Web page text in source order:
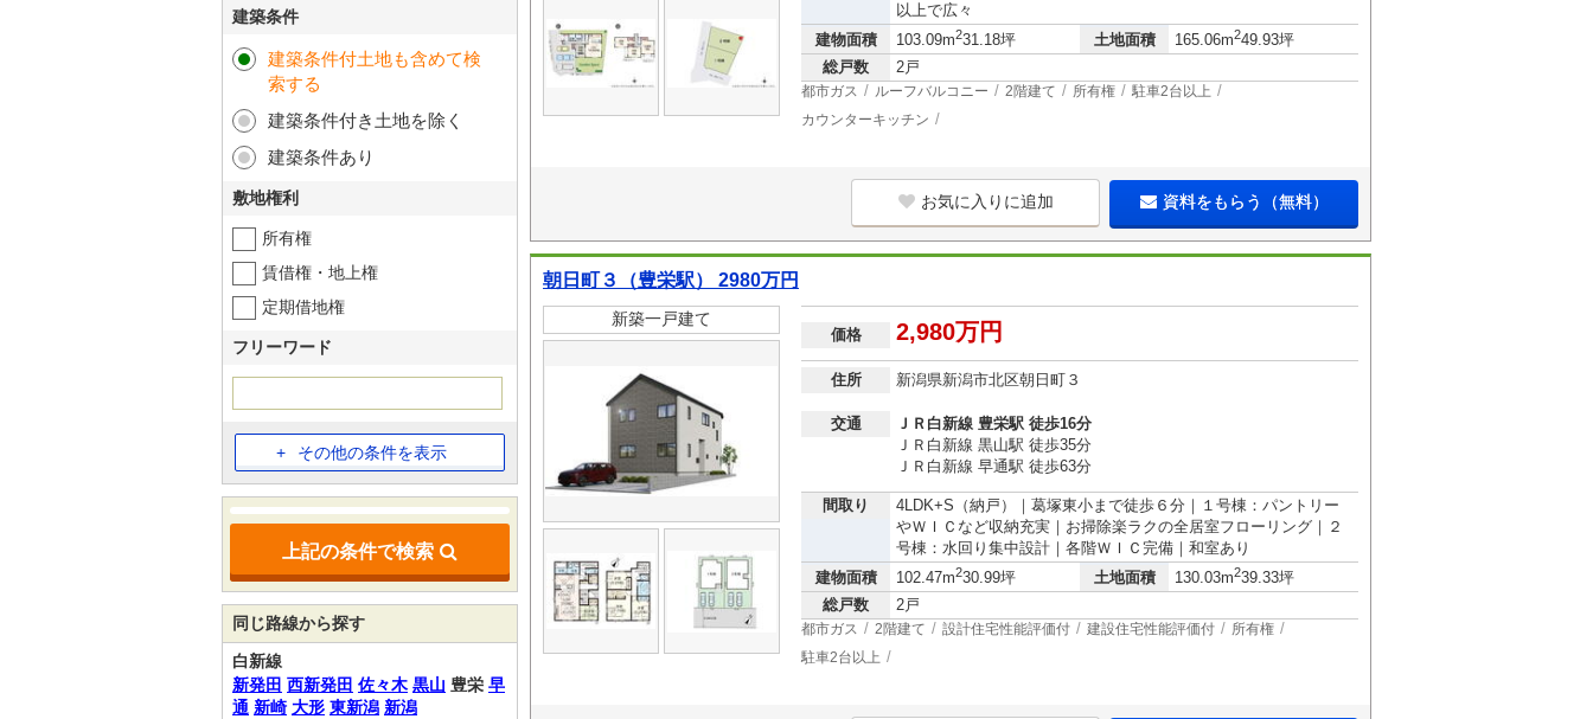
以上で広々
建物面積
103.09m231.18坪 土地面積 165.06m249.93坪
総戸数
2戸
都市ガス ルーフバルコニー 2階建て 所有権
駐車2台以上
カウンターキッチン
お気に入りに追加 資料をもらう（無料）
朝日町３（豊栄駅） 2980万円
新築一戸建て
価格 2,980万円
住所 新潟県新潟市北区朝日町３
交通
ＪＲ白新線 豊栄駅 徒歩16分
ＪＲ白新線 黒山駅 徒歩35分
ＪＲ白新線 早通駅 徒歩63分
間取り
4LDK+S（納戸）｜葛塚東小まで徒歩６分｜１号棟：パントリー
やＷＩＣなど収納充実｜お掃除楽ラクの全居室フローリング｜２
号棟：水回り集中設計｜各階ＷＩＣ完備｜和室あり
建物面積
102.47m230.99坪 土地面積 130.03m239.33坪
総戸数
2戸
都市ガス 2階建て 設計住宅性能評価付 建設住宅性能評価付
所有権
駐車2台以上
建築条件
建築条件付土地も含めて検
索する
建築条件付き土地を除く
建築条件あり
敷地権利
所有権
賃借権・地上権
定期借地権
フリーワード
その他の条件を表示
上記の条件で検索
同じ路線から探す
白新線
新発田 西新発田 佐々木 黒山 豊栄 早
通 新崎 大形 東新潟 新潟